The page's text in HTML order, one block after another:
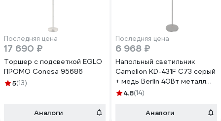
Последняя цена
17 690 ₽
Торшер с подсветкой EGLO
ПРОМО Conesa 95686
5(13)
Аналоги
Последняя цена
6 968 ₽
Напольный светильник
Camelion KD-431F С73 серый
+ медь Berlin 40Вт металл
13090
4.8(14)
Аналоги